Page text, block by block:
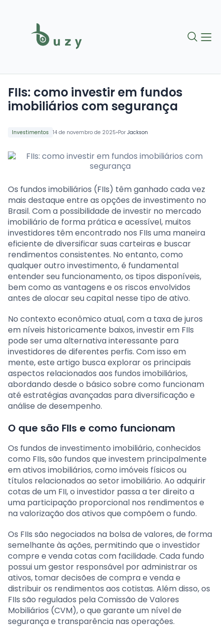
Investimentos 14 de novembro de 2025•Por Jackson
FIIs: como investir em fundos
imobiliários com segurança
Os fundos imobiliários (FIIs) têm ganhado cada vez
mais destaque entre as opções de investimento no
Brasil. Com a possibilidade de investir no mercado
imobiliário de forma prática e acessível, muitos
investidores têm encontrado nos FIIs uma maneira
eficiente de diversificar suas carteiras e buscar
rendimentos consistentes. No entanto, como
qualquer outro investimento, é fundamental
entender seu funcionamento, os tipos disponíveis,
bem como as vantagens e os riscos envolvidos
antes de alocar seu capital nesse tipo de ativo.
No contexto econômico atual, com a taxa de juros
em níveis historicamente baixos, investir em FIIs
pode ser uma alternativa interessante para
investidores de diferentes perfis. Com isso em
mente, este artigo busca explorar os principais
aspectos relacionados aos fundos imobiliários,
abordando desde o básico sobre como funcionam
até estratégias avançadas para diversificação e
análise de desempenho.
O que são FIIs e como funcionam
Os fundos de investimento imobiliário, conhecidos
como FIIs, são fundos que investem principalmente
em ativos imobiliários, como imóveis físicos ou
títulos relacionados ao setor imobiliário. Ao adquirir
cotas de um FII, o investidor passa a ter direito a
uma participação proporcional nos rendimentos e
na valorização dos ativos que compõem o fundo.
Os FIIs são negociados na bolsa de valores, de forma
semelhante às ações, permitindo que o investidor
compre e venda cotas com facilidade. Cada fundo
possui um gestor responsável por administrar os
ativos, tomar decisões de compra e venda e
distribuir os rendimentos aos cotistas. Além disso, os
FIIs são regulados pela Comissão de Valores
Mobiliários (CVM), o que garante um nível de
segurança e transparência nas operações.